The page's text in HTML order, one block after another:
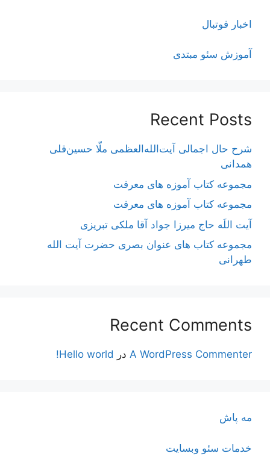
اخبار فوتبال
آموزش سئو مبتدی
Recent Posts
شرح حال اجمالی آیت‌الله‌العظمی ملّا حسین‌قلی
همدانی
مجموعه کتاب آموزه های معرفت
مجموعه کتاب آموزه های معرفت
آیت اللَه حاج میرزا جواد آقا ملکی تبریزی
مجموعه کتاب های عنوان بصری حضرت آیت الله
طهرانی
Recent Comments
A WordPress Commenter در Hello world!
مه پاش
خدمات سئو وبسایت